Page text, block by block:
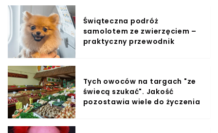
Świąteczna podróż
samolotem ze zwierzęciem –
praktyczny przewodnik
Tych owoców na targach "ze
świecą szukać". Jakość
pozostawia wiele do życzenia